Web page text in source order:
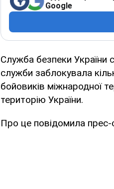
Google
Служба безпеки України
служби заблокувала
бойовиків міжнародної
територію України.
Про це повідомила